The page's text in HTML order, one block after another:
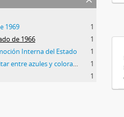
1969
1
de 1966
1
Interna del Estado
1
1
1